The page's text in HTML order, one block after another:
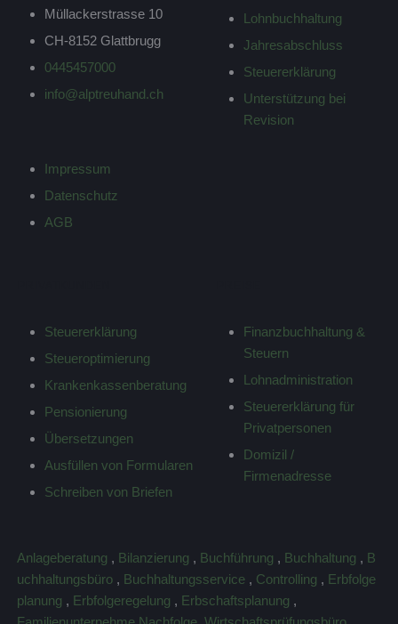
Müllackerstrasse 10
CH-8152 Glattbrugg
0445457000
info@alptreuhand.ch
Impressum
Datenschutz
AGB
Lohnbuchhaltung
Jahresabschluss
Steuererklärung
Unterstützung bei
Revision
Steuererklärung
Steueroptimierung
Krankenkassenberatung
Pensionierung
Übersetzungen
Ausfüllen von Formularen
Schreiben von Briefen
Finanzbuchhaltung &
Steuern
Lohnadministration
Steuererklärung für
Privatpersonen
Domizil /
Firmenadresse
Anlageberatung , Bilanzierung , Buchführung , Buchhaltung , B
uchhaltungsbüro , Buchhaltungsservice , Controlling , Erbfolge
planung , Erbfolgeregelung , Erbschaftsplanung ,